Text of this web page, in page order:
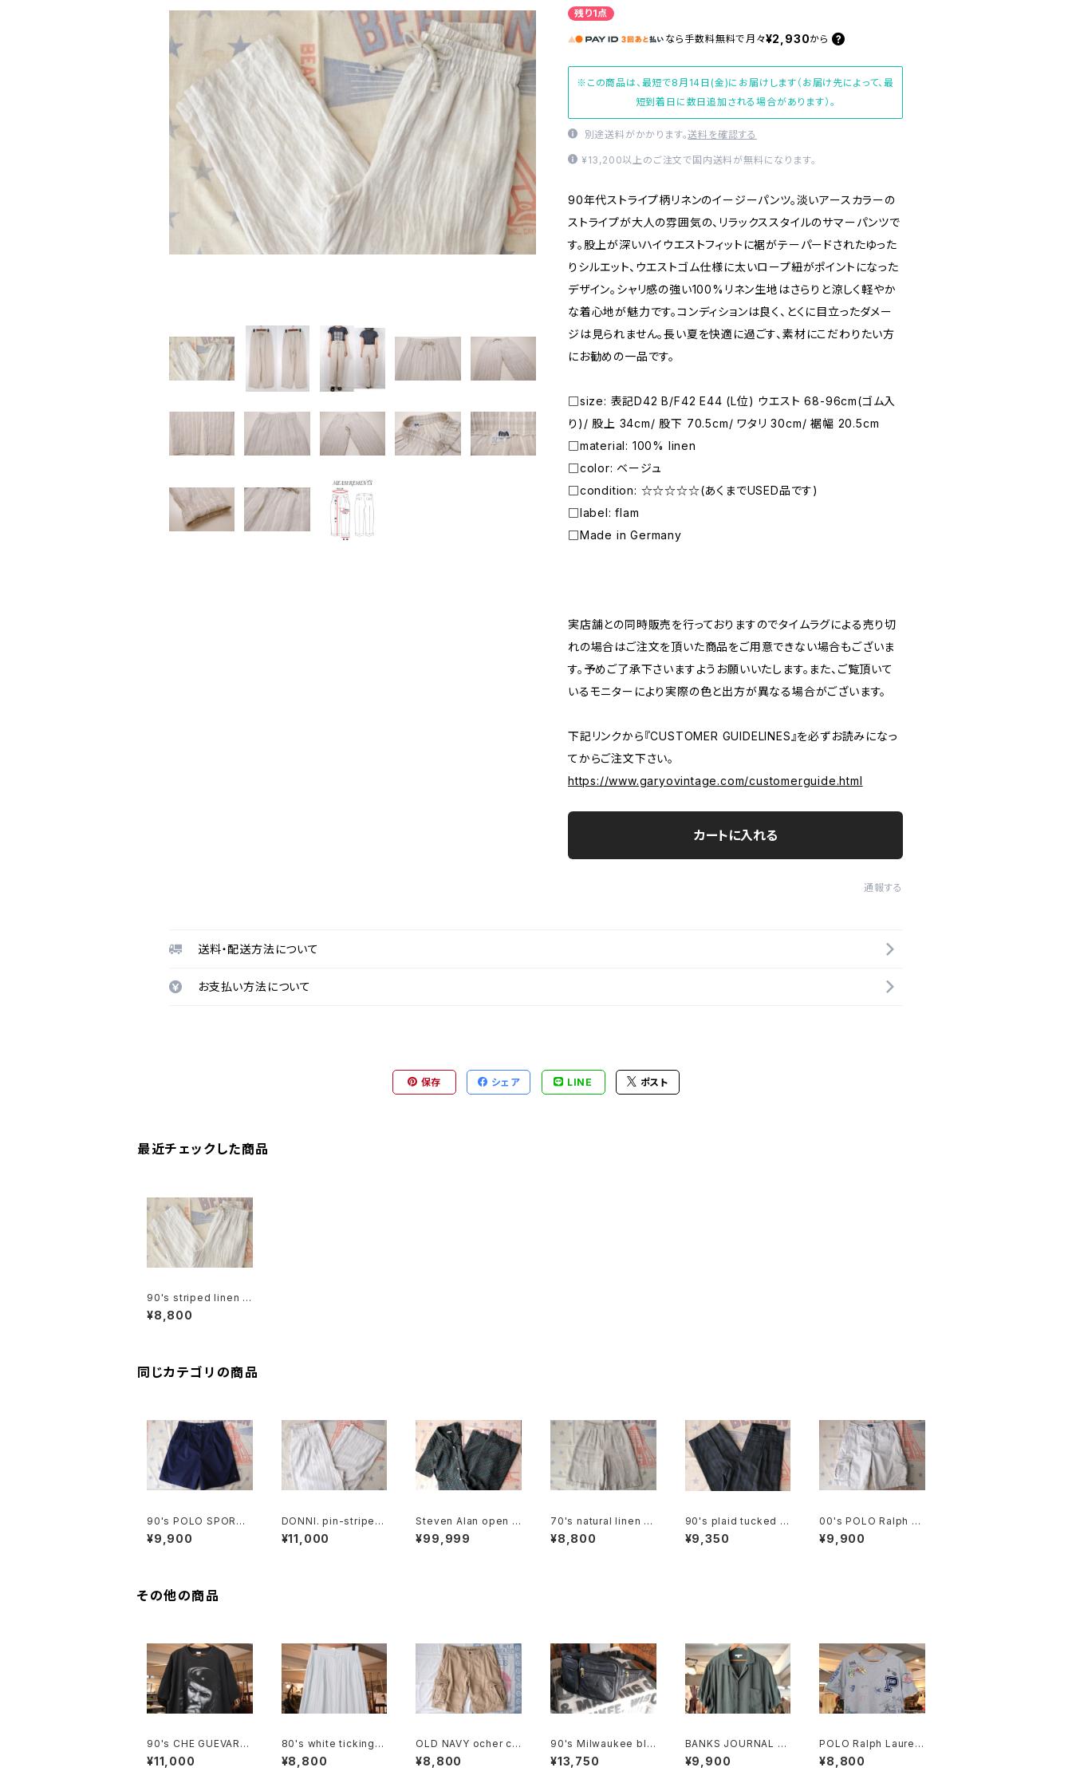
残り1点
なら 手数料無料で 月々¥2,930から
※この商品は、最短で8月14日(金)にお届けします（お届け先によって、最
短到着日に数日追加される場合があります）。
別途送料がかかります。送料を確認する
¥13,200以上のご注文で国内送料が無料になります。
90年代ストライプ柄リネンのイージーパンツ。淡いアースカラーの
ストライプが大人の雰囲気の、リラックススタイルのサマーパンツで
す。股上が深いハイウエストフィットに裾がテーパードされたゆった
りシルエット、ウエストゴム仕様に太いロープ紐がポイントになった
デザイン。シャリ感の強い100%リネン生地はさらりと涼しく軽やか
な着心地が魅力です。コンディションは良く、とくに目立ったダメー
ジは見られません。長い夏を快適に過ごす、素材にこだわりたい方
にお勧めの一品です。
□size: 表記D42 B/F42 E44 (L位) ウエスト 68-96cm(ゴム入
り)/ 股上 34cm/ 股下 70.5cm/ ワタリ 30cm/ 裾幅 20.5cm
□material: 100% linen
□color: ベージュ
□condition: ☆☆☆☆☆(あくまでUSED品です)
□label: flam
□Made in Germany
実店舗との同時販売を行っておりますのでタイムラグによる売り切
れの場合はご注文を頂いた商品をご用意できない場合もございま
す。予めご了承下さいますようお願いいたします。また、ご覧頂いて
いるモニターにより実際の色と出方が異なる場合がございます。
下記リンクから『CUSTOMER GUIDELINES』を必ずお読みになっ
てからご注文下さい。
https://www.garyovintage.com/customerguide.html
カートに入れる
通報する
送料・配送方法について
お支払い方法について
保存 シェア LINE ポスト
最近チェックした商品
90's striped linen e
asy Pants
¥8,800
同じカテゴリの商品
90's POLO SPORT
navy Culottes w/ po
ny embroidery
¥9,900
DONNI. pin-stripe li
nen blend easy Pan
ts
¥11,000
Steven Alan open c
ollared Jumpsuit "g
reen"
¥99,999
70's natural linen s
ack tucked Culotte
s
¥8,800
90's plaid tucked b
arrel leg Pants
¥9,350
00's POLO Ralph La
uren beige cargo c
hino Shorts
¥9,900
その他の商品
90's CHE GUEVARA
fade-black cotton
photo print Tee
¥11,000
80's white ticking s
triped cotton flared
Skirt
¥8,800
OLD NAVY ocher co
tton-twill cargo Sho
rts
¥8,800
90's Milwaukee bla
ck all-leather fanny
Pack
¥13,750
BANKS JOURNAL ra
yon ×linen open-co
llar Shirt
¥9,900
POLO Ralph Lauren
drawing printed Te
e w/ patch
¥8,800